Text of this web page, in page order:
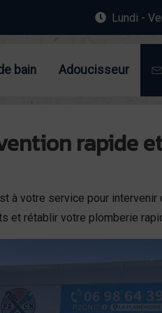
Lundi -
bain Adoucisseur
rapide
à votre service pour intervenir
et rétablir votre plomberie